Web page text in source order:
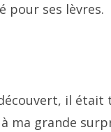
pour ses lèvres.
il
ma grande